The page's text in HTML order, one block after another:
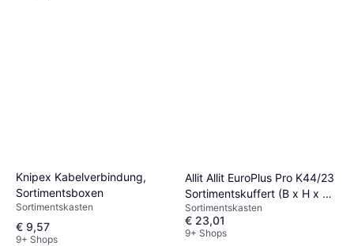
Knipex Kabelverbindung,
Sortimentsboxen
Sortimentskasten
€ 9,57
9+ Shops
Allit Allit EuroPlus Pro K44/23
Sortimentskuffert (B x H x T)
440 x 76 x 355 mm Antal
fag: 23 1 stk
Sortimentskasten
€ 23,01
9+ Shops